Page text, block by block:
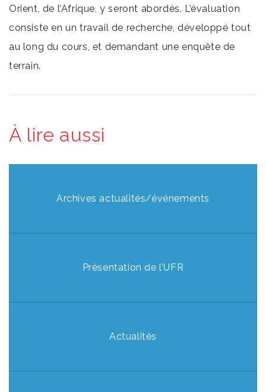
Orient, de l’Afrique, y seront abordés. L’évaluation
consiste en un travail de recherche, développé tout
au long du cours, et demandant une enquête de
terrain.
À lire aussi
Archives actualités/événements
Présentation de l’UFR
Actualités